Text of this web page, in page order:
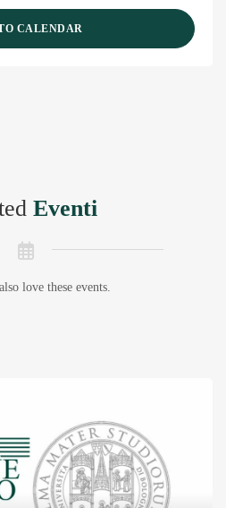
CALENDAR
Eventi
love these events.